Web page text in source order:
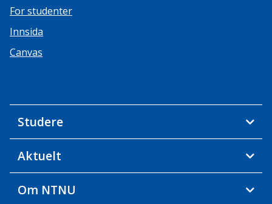
For studenter
Innsida
Canvas
Studere
Aktuelt
Om NTNU